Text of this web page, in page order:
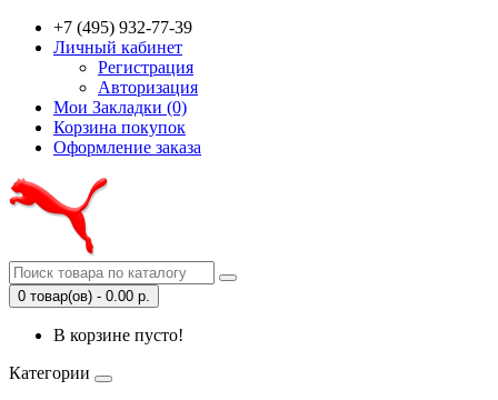
+7 (495) 932-77-39
Личный кабинет
Регистрация
Авторизация
Мои Закладки (0)
Корзина покупок
Оформление заказа
0 товар(ов) - 0.00 р.
В корзине пусто!
Категории